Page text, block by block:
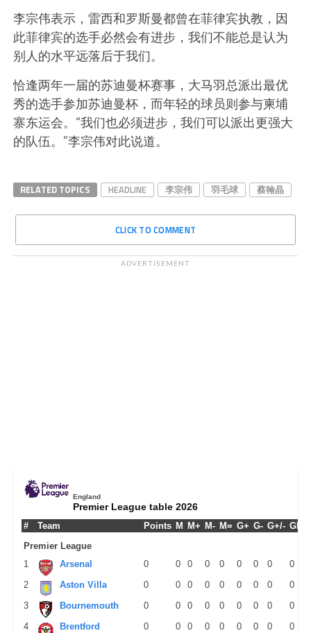
李宗伟表示，雷西和罗斯曼都曾在菲律宾执教，因
此菲律宾的选手必然会有进步，我们不能总是认为
别人的水平远落后于我们。
恰逢两年一届的苏迪曼杯赛事，大马羽总派出最优
秀的选手参加苏迪曼杯，而年轻的球员则参与柬埔
寨东运会。“我们也必须进步，我们可以派出更强大
的队伍。”李宗伟对此说道。
RELATED TOPICS HEADLINE 李宗伟 羽毛球 蔡翰晶
CLICK TO COMMENT
ADVERTISEMENT
England
Premier League table 2026
# Team Points M M+ M- M= G+ G- G+/- GPM
Premier League
1
Arsenal 0 0 0 0 0 0 0 0
0
2
Aston Villa 0 0 0 0 0 0 0 0
0
3
Bournemouth 0 0 0 0 0 0 0 0
0
4
Brentford 0 0 0 0 0 0 0 0 0